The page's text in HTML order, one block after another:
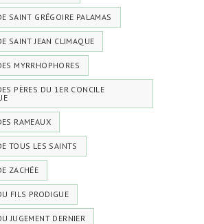
SAINT GRÉGOIRE PALAMAS
SAINT JEAN CLIMAQUE
MYRRHOPHORES
PÈRES DU 1ER CONCILE
RAMEAUX
TOUS LES SAINTS
ZACHÉE
FILS PRODIGUE
JUGEMENT DERNIER